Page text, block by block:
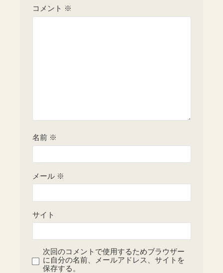
コメント ※
名前 ※
メール ※
サイト
次回のコメントで使用するためブラウザー
に自分の名前、メールアドレス、サイトを
保存する。